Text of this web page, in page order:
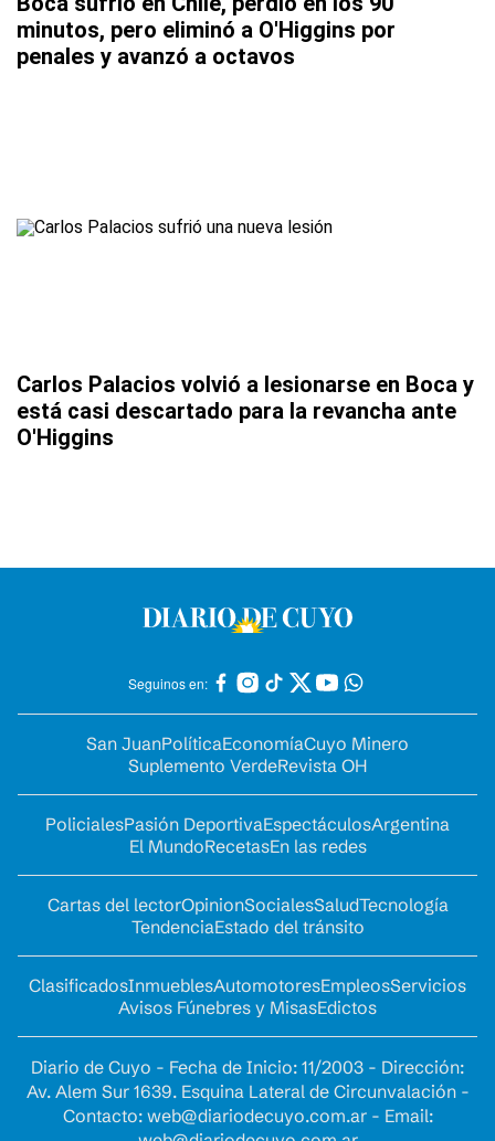
minutos, pero eliminó a O'Higgins por
penales y avanzó a octavos
Carlos Palacios volvió a lesionarse en Boca y
está casi descartado para la revancha ante
O'Higgins
Seguinos en:
San JuanPolíticaEconomíaCuyo Minero
Suplemento VerdeRevista OH
PolicialesPasión DeportivaEspectáculosArgentina
El MundoRecetasEn las redes
Cartas del lectorOpinionSocialesSaludTecnología
TendenciaEstado del tránsito
ClasificadosInmueblesAutomotoresEmpleosServicios
Avisos Fúnebres y MisasEdictos
Diario de Cuyo - Fecha de Inicio: 11/2003 - Dirección:
Av. Alem Sur 1639. Esquina Lateral de Circunvalación -
Contacto: web@diariodecuyo.com.ar- Email: